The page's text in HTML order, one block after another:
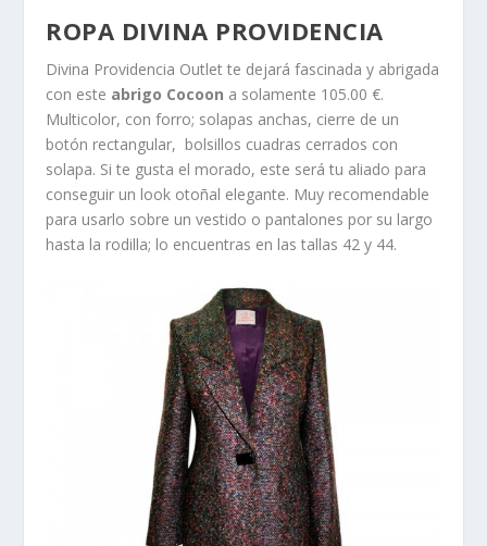
ROPA DIVINA PROVIDENCIA
Divina Providencia Outlet te dejará fascinada y abrigada
con este abrigo Cocoon a solamente 105.00€.
Multicolor, con forro; solapas anchas, cierre de un
botón rectangular, bolsillos cuadras cerrados con
solapa. Si te gusta el morado, este será tu aliado para
conseguir un look otoñal elegante. Muy recomendable
para usarlo sobre un vestido o pantalones por su largo
hasta la rodilla; lo encuentras en las tallas 42 y 44.